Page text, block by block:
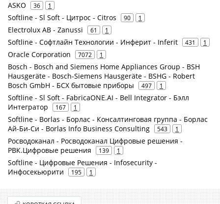
ASKO 36 1
Softline - Sl Soft - Цитрос - Citros 90 1
Electrolux AB - Zanussi 61 1
Softline - Софтлайн Технологии - Инферит - Inferit 431 1
Oracle Corporation 7072 1
Bosch - Bosch and Siemens Home Appliances Group - BSH
Hausgeräte - Bosch-Siemens Hausgeräte - BSHG - Robert
Bosch GmbH - БСХ бытовые приборы
497 1
Softline - Sl Soft - FabricaONE.AI - Bell Integrator - Бэлл
Интегратор
167 1
Softline - Borlas - Борлас - Консалтинговая группа - Борлас
Ай-Би-Си - Borlas Info Business Consulting
543 1
Росводоканал - Росводоканал Цифровые решения -
РВК.Цифровые решения
139 1
Softline - Цифровые Решения - Infosecurity -
Инфосекьюрити
195 1